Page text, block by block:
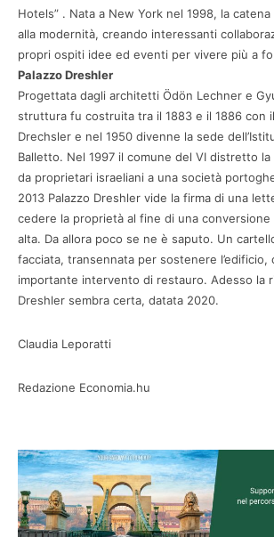
Hotels” . Nata a New York nel 1998, la
alla modernità, creando interessanti
propri ospiti idee ed eventi per vivere più a
Palazzo Dreshler
Progettata dagli architetti Ödön Lechner e
struttura fu costruita tra il 1883 e il 1886 con
Drechsler e nel 1950 divenne la sede
Balletto. Nel 1997 il comune del VI distretto
da proprietari israeliani a una società
2013 Palazzo Dreshler vide la firma di una
cedere la proprietà al fine di una
alta. Da allora poco se ne è saputo. Un
facciata, transennata per sostenere l’edificio,
importante intervento di restauro. Adesso la
Dreshler sembra certa, datata 2020.
Claudia Leporatti
Redazione Economia.hu